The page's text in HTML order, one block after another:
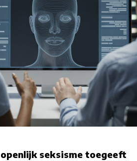
seksisme toegeeft